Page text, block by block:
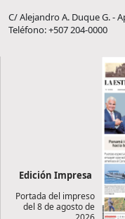
C/ Alejandro A. Duque G. -
Teléfono: +507 204-0000
Edición Impresa
Portada del impreso
del 8 de agosto de